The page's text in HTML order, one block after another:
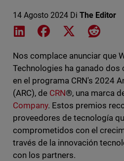
14 Agosto 2024 Di The Editor
Share on LinkedIn
Share on Facebook
Share on XShare
Nos complace anunciar que
Technologies ha ganado
en el programa CRN's 2024
(ARC), de CRN®, una marca
Company. Estos premios
proveedores de tecnología
comprometidos con el
través de la innovación
con los partners.